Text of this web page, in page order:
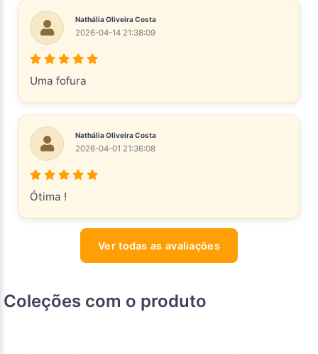
Nathália Oliveira Costa
2026-04-14 21:38:09
Uma fofura
Nathália Oliveira Costa
2026-04-01 21:36:08
Ótima !
Ver todas as avaliações
Coleções com o produto